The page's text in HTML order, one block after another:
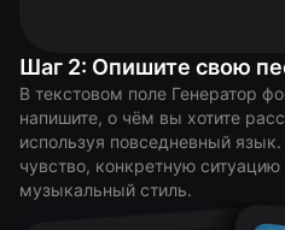
Шаг 2: Опишите свою
В текстовом поле Генератор
напишите, о чём вы хотите
используя повседневный
чувство, конкретную
музыкальный стиль.